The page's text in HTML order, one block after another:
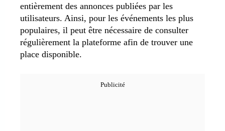
entièrement des annonces publiées par les
utilisateurs. Ainsi, pour les événements les plus
populaires, il peut être nécessaire de consulter
régulièrement la plateforme afin de trouver une
place disponible.